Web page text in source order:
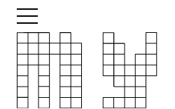
Aller
contenu
principal
Menu